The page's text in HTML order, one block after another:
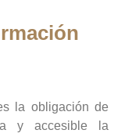
la obligación de
y accesible la